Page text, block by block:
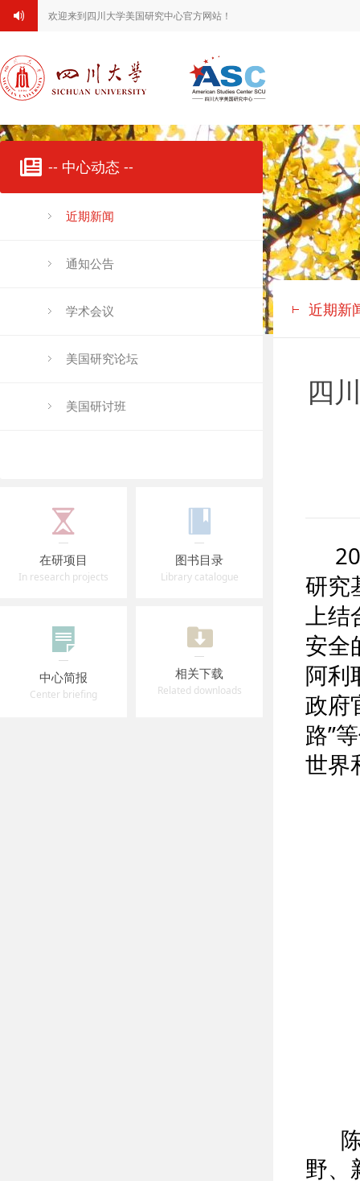
欢迎来到四川大学美国研究中心官方网站！
-- 中心动态 --
近期新闻
通知公告
学术会议
美国研究论坛
美国研讨班
在研项目
In research projects
图书目录
Library catalogue
中心简报
Center briefing
相关下载
Related downloads
近期新
四
研究
上结
安全
阿利
政府
路”
世界
野、